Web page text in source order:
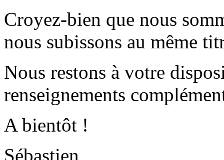
Croyez-bien que nous
nous subissons au même
Nous restons à votre
renseignements
A bientôt !
Sébastien